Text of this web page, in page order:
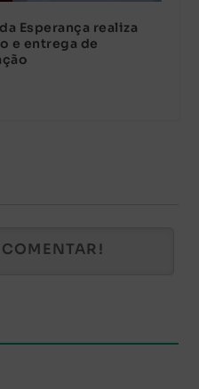
Esperança realiza
e entrega de